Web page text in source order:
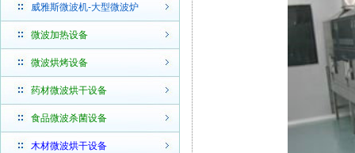
威雅斯微波机-大型微波炉
微波加热设备
微波烘烤设备
药材微波烘干设备
食品微波杀菌设备
木材微波烘干设备